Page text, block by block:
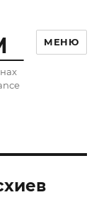
МЕНЮ